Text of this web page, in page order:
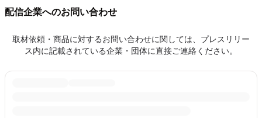
配信企業へのお問い合わせ
取材依頼・商品に対するお問い合わせに関しては、プレスリリー
ス内に記載されている企業・団体に直接ご連絡ください。